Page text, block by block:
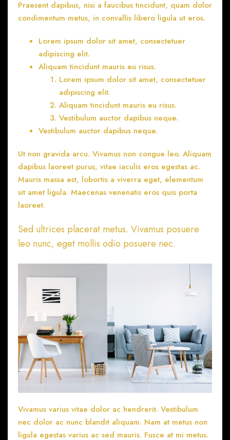
Praesent dapibus, nisi a faucibus tincidunt, quam dolor
condimentum metus, in convallis libero ligula ut eros.
Lorem ipsum dolor sit amet, consectetuer
adipiscing elit.
Aliquam tincidunt mauris eu risus.
Lorem ipsum dolor sit amet, consectetuer
adipiscing elit.
Aliquam tincidunt mauris eu risus.
Vestibulum auctor dapibus neque.
Vestibulum auctor dapibus neque.
Ut non gravida arcu. Vivamus non congue leo. Aliquam
dapibus laoreet purus, vitae iaculis eros egestas ac.
Mauris massa est, lobortis a viverra eget, elementum
sit amet ligula. Maecenas venenatis eros quis porta
laoreet.
Sed ultrices placerat metus. Vivamus posuere
leo nunc, eget mollis odio posuere nec.
Vivamus varius vitae dolor ac hendrerit. Vestibulum
nec dolor ac nunc blandit aliquam. Nam at metus non
ligula egestas varius ac sed mauris. Fusce at mi metus.